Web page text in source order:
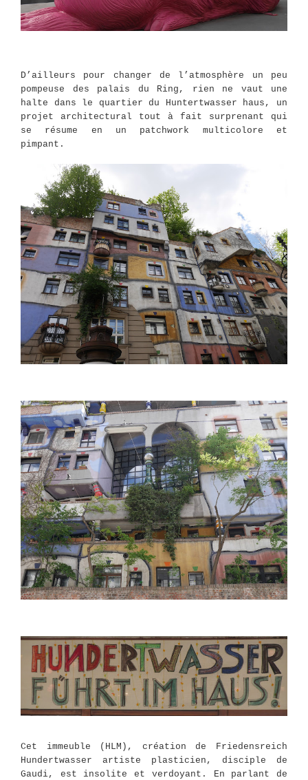
D’ailleurs pour changer de l’atmosphère un peu
pompeuse des palais du Ring, rien ne vaut une
halte dans le quartier du Huntertwasser haus, un
projet architectural tout à fait surprenant qui
se résume en un patchwork multicolore et
pimpant.
Cet immeuble (HLM), création de Friedensreich
Hundertwasser artiste plasticien, disciple de
Gaudi, est insolite et verdoyant. En parlant de